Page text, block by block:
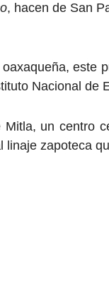
, hacen de San
este
Nacional de
un centro
zapoteca